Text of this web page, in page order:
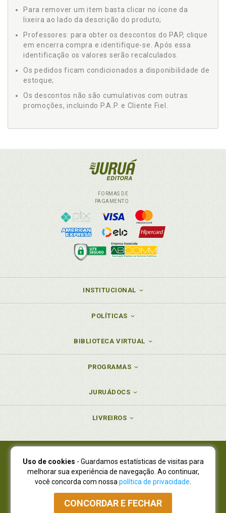
Para remover um item basta clicar no ícone da
lixeira ao lado da descrição do produto;
Professores: para obter os descontos do PAP, clique
em encerra compra e identifique-se. Após essa
identificação os valores serão recalculados.
Os pedidos ficam condicionados a disponibilidade de
estoque;
Os descontos não são cumulativos com outras
promoções, incluindo P.A.P. e Cliente Fiel.
FORMAS DE
PAGAMENTO
INSTITUCIONAL
POLÍTICAS
BIBLIOTECA VIRTUAL
PROGRAMAS
JURUÁDOCS
LIVREIROS
Juruá Editora Ltda., CNPJ 77.535.508/0001-19
Juruá Informática Ltda., CNPJ 01.701.561/0001-80
NOVO ENDEREÇO:R. Flávio Dallegrave, 7665, São Lourenço |
Curitiba - Paraná - CEP 82210-310
Atendimento: (41) 4009-3900|Vendas Atacado: (41) 4009-3939
Uso de cookies - Guardamos estatísticas de visitas para
melhorar sua experiência de navegação. Ao continuar,
você concorda com nossa política de privacidade
CONCORDAR E FECHAR